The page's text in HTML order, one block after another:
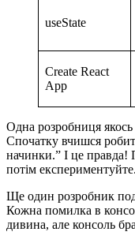
useState
Create React
App
Одна розробниця якось
Спочатку вчишся
начинки.” І це правда!
потім експериментуйте.
Ще один розробник
Кожна помилка в
дивина, але консоль